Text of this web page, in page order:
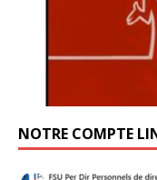
NOTRE COMPTE